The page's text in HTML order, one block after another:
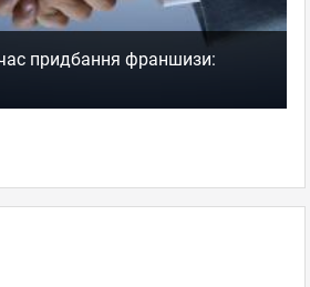
придбання франшизи: